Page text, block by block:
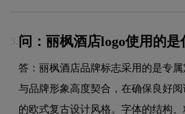
3. 问：丽枫酒店logo使用的是
答：丽枫酒店品牌标志采用的是专
与品牌形象高度契合，在确保良好
的欧式复古设计风格。字体的结构